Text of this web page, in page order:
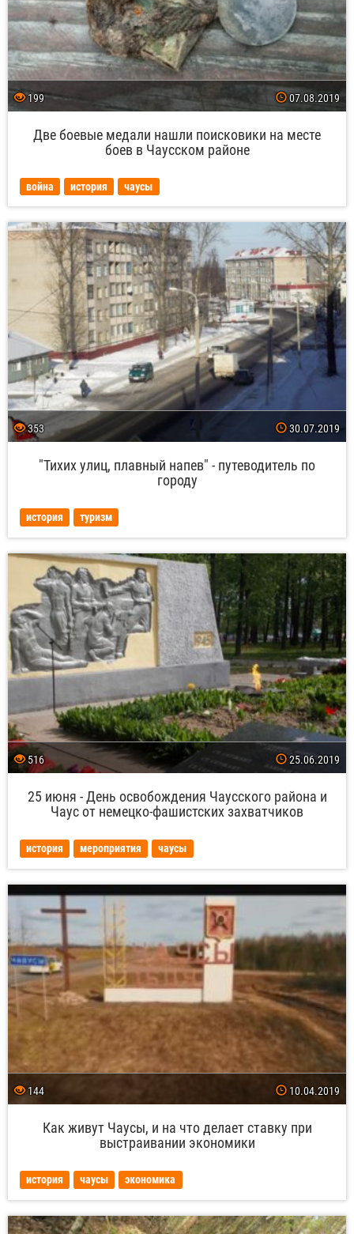
199 07.08.2019
Две боевые медали нашли поисковики на месте
боев в Чаусском районе
война история чаусы
353 30.07.2019
"Тихих улиц, плавный напев" - путеводитель по
городу
история туризм
516 25.06.2019
25 июня - День освобождения Чаусского района и
Чаус от немецко-фашистских захватчиков
история мероприятия чаусы
144 10.04.2019
Как живут Чаусы, и на что делает ставку при
выстраивании экономики
история чаусы экономика